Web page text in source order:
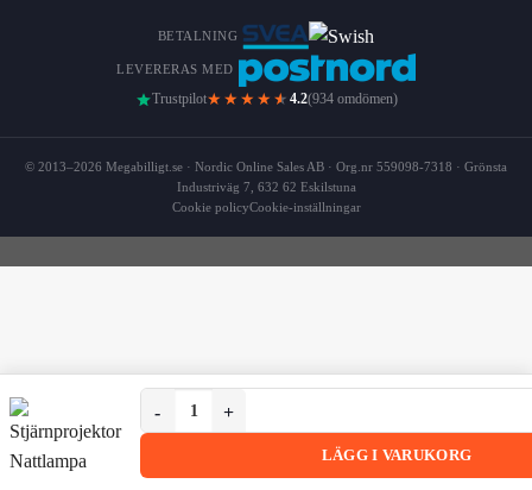
BETALNING
LEVERERAS MED
Trustpilot★★★★ ★ 4.2(934 omdömen)
© 2013–2026 Megabilligt.se · Nordic Online Sales AB · Org.nr 559098-7318 · Grönsta
Industriväg 7, 632 62 Eskilstuna
Cookie policyCookie-inställningar
Stjärnprojektor Nattlampa med Bluetooth Högtalare
Stjärnprojektor Nattlampa med Bluetooth Högtalare
LÄGG I VARUKORG